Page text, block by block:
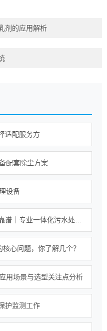
剂的应用解析
适配服务方
配套除尘方案
设备
心问题，你了解几个？
用场景与选型关注点分析
护监测工作